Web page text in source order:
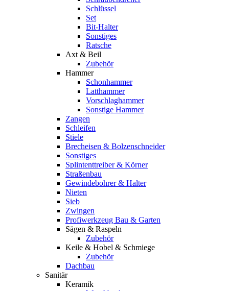
Schlüssel
Set
Bit-Halter
Sonstiges
Ratsche
Axt & Beil
Zubehör
Hammer
Schonhammer
Latthammer
Vorschlaghammer
Sonstige Hammer
Zangen
Schleifen
Stiele
Brecheisen & Bolzenschneider
Sonstiges
Splintenttreiber & Körner
Straßenbau
Gewindebohrer & Halter
Nieten
Sieb
Zwingen
Profiwerkzeug Bau & Garten
Sägen & Raspeln
Zubehör
Keile & Hobel & Schmiege
Zubehör
Dachbau
Sanitär
Keramik